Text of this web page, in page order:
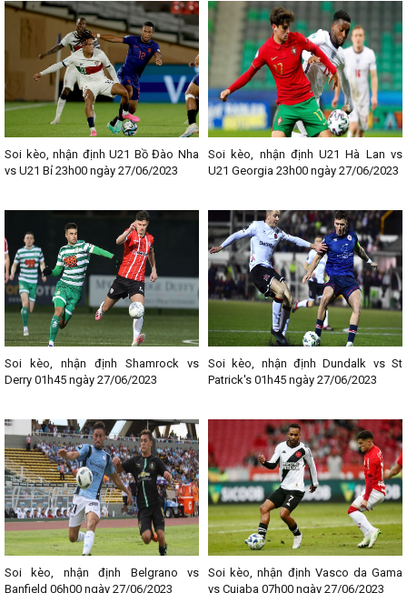
Soi kèo, nhận định U21 Bồ Đào Nha
vs U21 Bỉ 23h00 ngày 27/06/2023
Soi kèo, nhận định U21 Hà Lan vs
U21 Georgia 23h00 ngày 27/06/2023
Soi kèo, nhận định Shamrock vs
Derry 01h45 ngày 27/06/2023
Soi kèo, nhận định Dundalk vs St
Patrick's 01h45 ngày 27/06/2023
Soi kèo, nhận định Belgrano vs
Banfield 06h00 ngày 27/06/2023
Soi kèo, nhận định Vasco da Gama
vs Cuiaba 07h00 ngày 27/06/2023